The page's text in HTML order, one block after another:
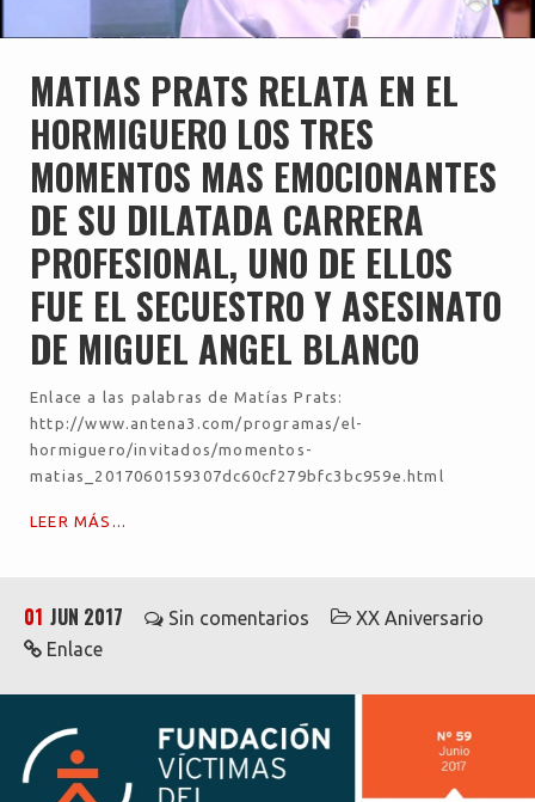
MATIAS PRATS RELATA EN EL
HORMIGUERO LOS TRES
MOMENTOS MAS EMOCIONANTES
DE SU DILATADA CARRERA
PROFESIONAL, UNO DE ELLOS
FUE EL SECUESTRO Y ASESINATO
DE MIGUEL ANGEL BLANCO
Enlace a las palabras de Matías Prats:
http://www.antena3.com/programas/el-
hormiguero/invitados/momentos-
matias_2017060159307dc60cf279bfc3bc959e.html
LEER MÁS...
01 JUN 2017 Sin comentarios
XX Aniversario
Enlace